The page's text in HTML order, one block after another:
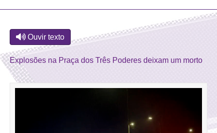
Ouvir texto
Explosões na Praça dos Três Poderes deixam um morto